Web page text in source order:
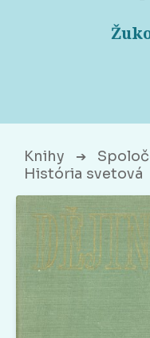
Knihy ➔
História svetová